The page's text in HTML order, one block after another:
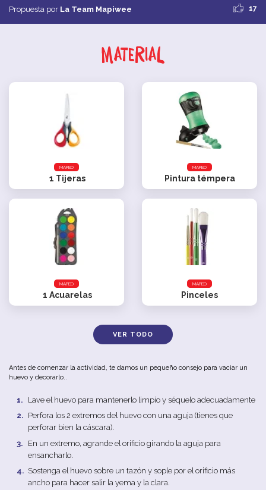
Propuesta por La Team Mapiwee 17
Material
MAPED
1 Tijeras
MAPED
Pintura témpera
MAPED
1 Acuarelas
MAPED
Pinceles
VER TODO
Antes de comenzar la actividad, te damos un pequeño consejo para vaciar un
huevo y decorarlo..
Lave el huevo para mantenerlo limpio y séquelo adecuadamente
Perfora los 2 extremos del huevo con una aguja (tienes que
perforar bien la cáscara).
En un extremo, agrande el orificio girando la aguja para
ensancharlo.
Sostenga el huevo sobre un tazón y sople por el orificio más
ancho para hacer salir la yema y la clara.